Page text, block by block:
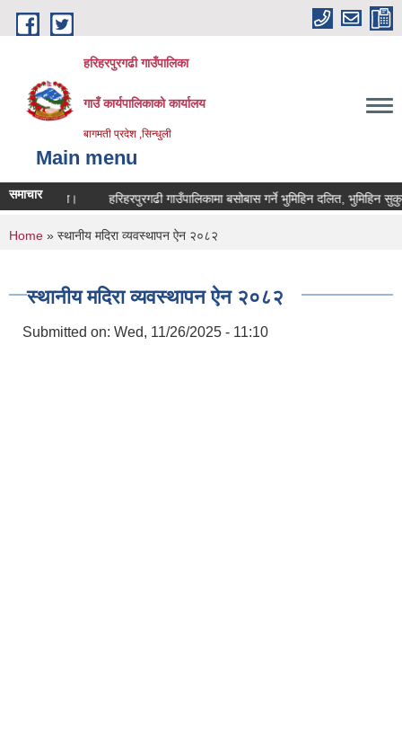
Skip to main content
हरिहरपुरगढी गाउँपालिका
गाउँ कार्यपालिकाको कार्यालय
बागमती प्रदेश ,सिन्धुली
Main menu
समाचारसूचना। हरिहरपुरगढी गाउँपालिकामा बसोबास गर्ने भुमिहिन दलित, भुमिहिन
You are here
Home » स्थानीय मदिरा व्यवस्थापन ऐन २०८२
स्थानीय मदिरा व्यवस्थापन ऐन २०८२
Submitted on: Wed, 11/26/2025 - 11:10